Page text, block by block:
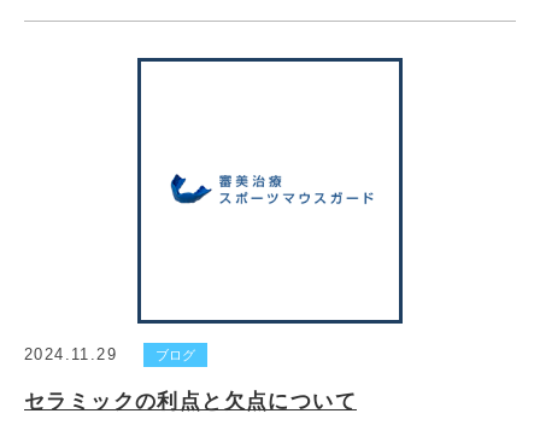
2024.11.29 ブログ
セラミックの利点と欠点について